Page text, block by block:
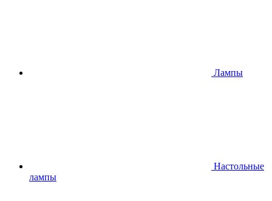
Лампы
Настольные
лампы